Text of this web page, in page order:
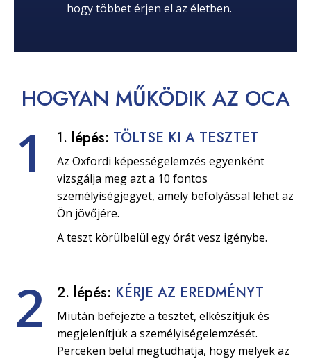
hogy többet érjen el az életben.
HOGYAN MŰKÖDIKAZ OCA
1 1. lépés: TÖLTSE KI A TESZTET
Az Oxfordi képességelemzés egyenként
vizsgálja meg azt a 10 fontos
személyiségjegyet, amely befolyással lehet az
Ön jövőjére.
A teszt körülbelül egy órát vesz igénybe.
2 2. lépés: KÉRJE AZ EREDMÉNYT
Miután befejezte a tesztet, elkészítjük és
megjelenítjük a személyiségelemzését.
Perceken belül megtudhatja, hogy melyek az